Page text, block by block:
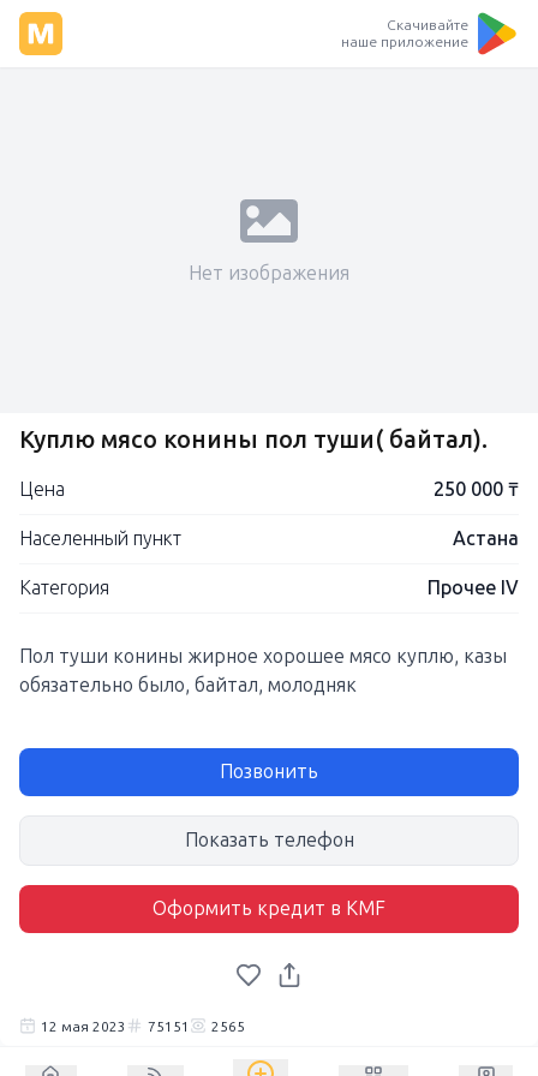
Скачивайте
наше приложение
Нет изображения
Куплю мясо конины пол туши( байтал).
Цена 250 000 ₸
Населенный пункт Астана
Категория Прочее IV
Пол туши конины жирное хорошее мясо куплю, казы
обязательно было, байтал, молодняк
Позвонить
Показать телефон
Оформить кредит в KMF
12 мая 2023 75151 2565